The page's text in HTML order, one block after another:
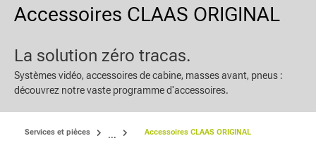
Accessoires CLAAS ORIGINAL
La solution zéro tracas.
Systèmes vidéo, accessoires de cabine, masses avant, pneus :
découvrez notre vaste programme d'accessoires.
Services et pièces ... Accessoires CLAAS ORIGINAL